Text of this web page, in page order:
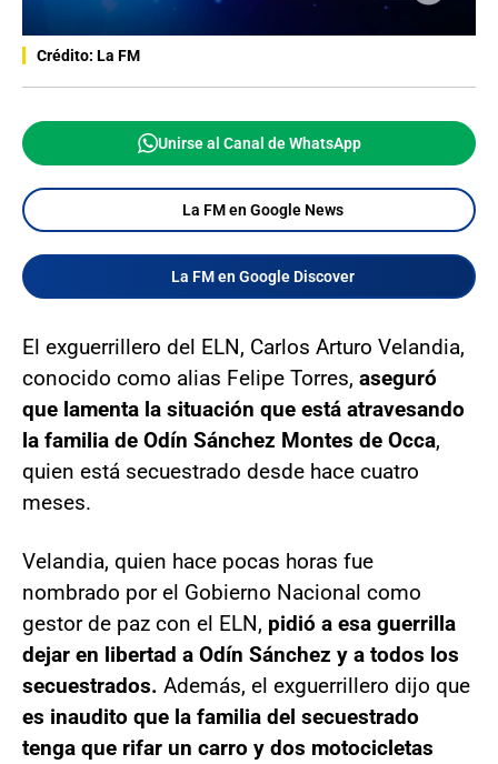
Crédito: La FM
Unirse al Canal de WhatsApp
La FM en Google News
La FM en Google Discover
El exguerrillero del ELN, Carlos Arturo Velandia,
conocido como alias Felipe Torres, aseguró
que lamenta la situación que está atravesando
la familia de Odín Sánchez Montes de Occa,
quien está secuestrado desde hace cuatro
meses.
Velandia, quien hace pocas horas fue
nombrado por el Gobierno Nacional como
gestor de paz con el ELN, pidió a esa guerrilla
dejar en libertad a Odín Sánchez y a todos los
secuestrados. Además, el exguerrillero dijo que
es inaudito que la familia del secuestrado
tenga que rifar un carro y dos motocicletas